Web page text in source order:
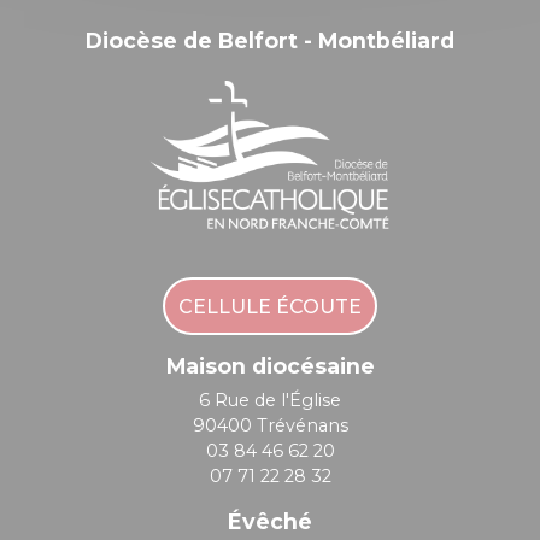
Diocèse de Belfort - Montbéliard
CELLULE ÉCOUTE
Maison diocésaine
6 Rue de l'Église
90400 Trévénans
03 84 46 62 20
07 71 22 28 32
Évêché